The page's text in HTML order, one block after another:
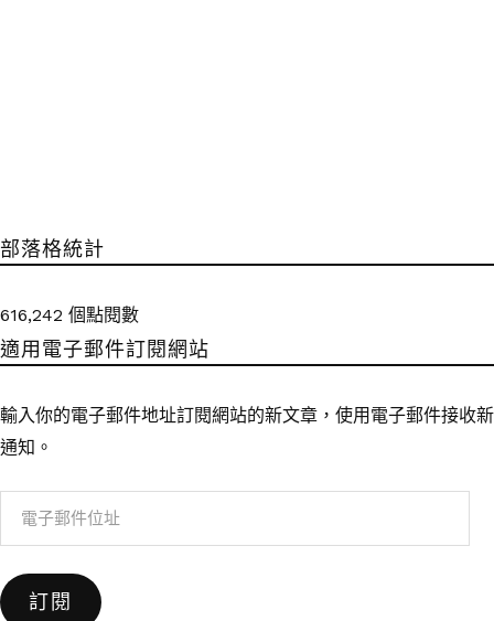
部落格統計
616,242 個點閱數
適用電子郵件訂閱網站
輸入你的電子郵件地址訂閱網站的新文章，使用電子郵件接收新
通知。
件
訂閱